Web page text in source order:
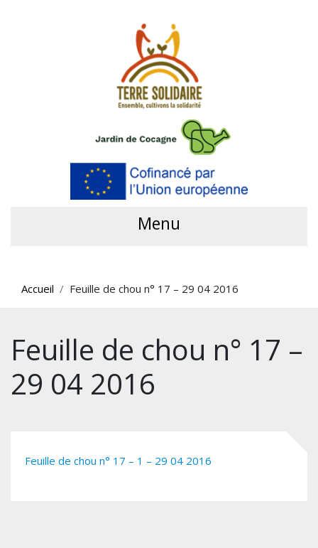
Menu
Accueil Feuille de chou n° 17 – 29 04 2016
Feuille de chou n° 17 –
29 04 2016
Feuille de chou n° 17 – 1 – 29 04 2016